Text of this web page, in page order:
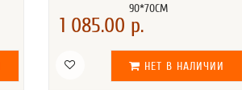
90*70СМ
1 085.00 р.
НЕТ В НАЛИЧИИ